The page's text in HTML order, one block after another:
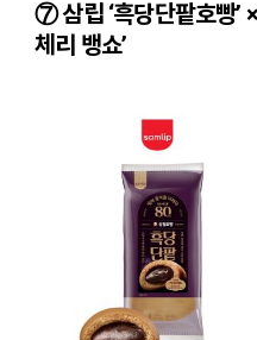
⑦ 삼립 ‘흑당단팥호빵’
체리 뱅쇼’